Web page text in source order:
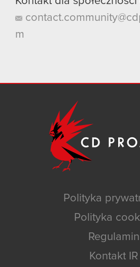
m
Polityka
Polityka
Regulamin
Kontakt IR